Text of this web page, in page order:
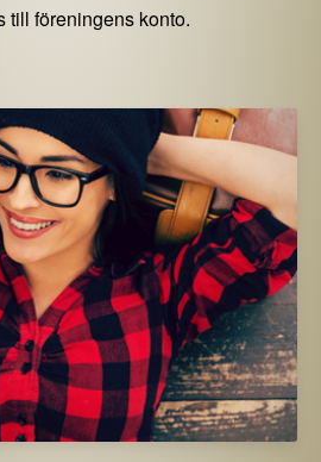
till föreningens konto.